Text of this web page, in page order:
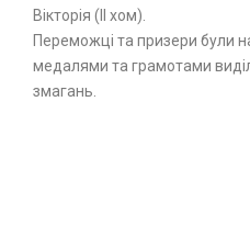
Вікторія (ІІ хом).
Переможці та призери були
медалями та грамотами
змагань.